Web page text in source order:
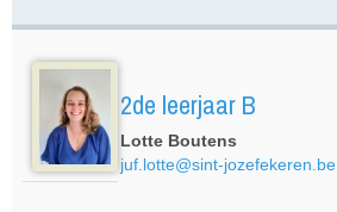
2de leerjaar B
Lotte Boutens
juf.lotte@sint-jozefekeren.be